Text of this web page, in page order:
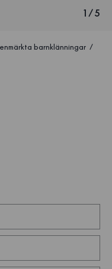
1 /5
barnklänningar